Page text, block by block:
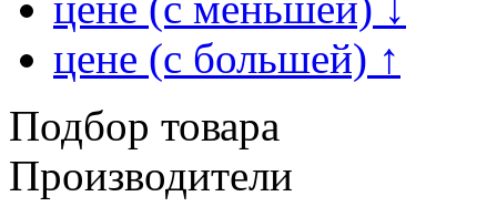
цене (с большей) ↑
Подбор товара
Производители